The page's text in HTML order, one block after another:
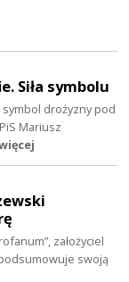
Siła symbolu
symbol drożyzny pod
Mariusz
założyciel
swoją